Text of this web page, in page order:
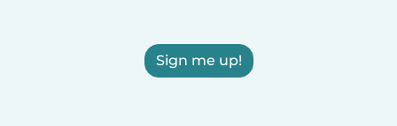
Sign me up!